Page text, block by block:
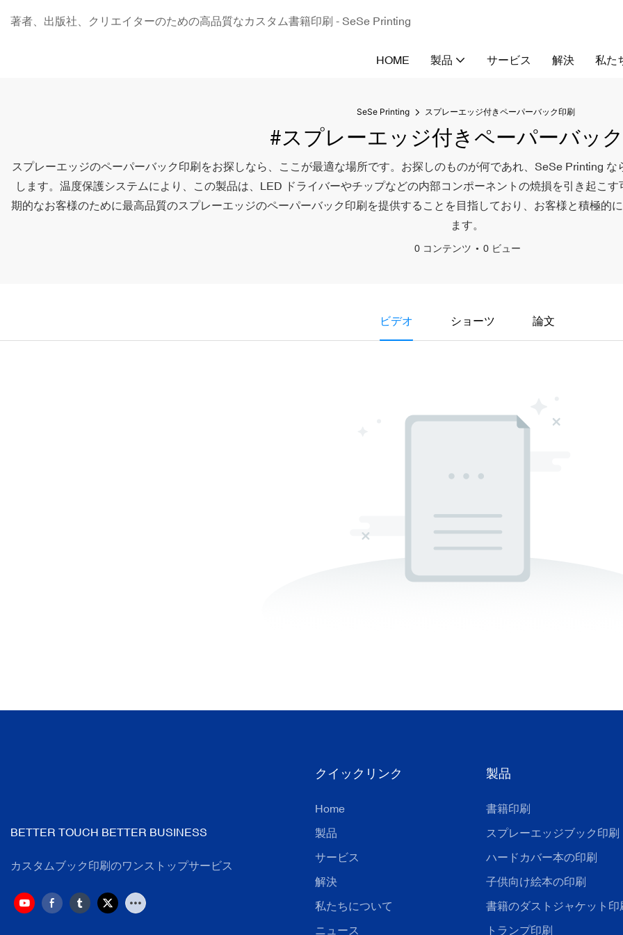
著者、出版社、クリエイターのための高品質なカスタム書籍印刷 - SeSe Printing
HOME 製品 サービス 解決 私た
SeSe Printing スプレーエッジ付きペーパーバック印刷
#スプレーエッジ付きペーパーバッ
スプレーエッジのペーパーバック印刷をお探しなら、ここが最適な場所です。お探しのものが何であれ、SeSe Printing
します。温度保護システムにより、この製品は、LED ドライバーやチップなどの内部コンポーネントの焼損を引き起こ
期的なお客様のために最高品質のスプレーエッジのペーパーバック印刷を提供することを目指しており、お客様と積極的
ます。
0 コンテンツ 0 ビュー
ビデオ ショーツ 論文
BETTER TOUCH BETTER BUSINESS
カスタムブック印刷のワンストップサービス
クイックリンク
Home
製品
サービス
解決
私たちについて
ニュース
製品
書籍印刷
スプレーエッジブック印刷
ハードカバー本の印刷
子供向け絵本の印刷
書籍のダストジャケット印
トランプ印刷